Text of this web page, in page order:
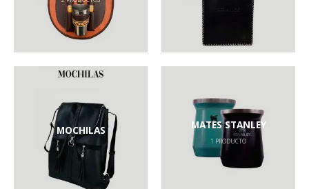
MOCHILAS MATES STANLEY
1 PRODUCTO